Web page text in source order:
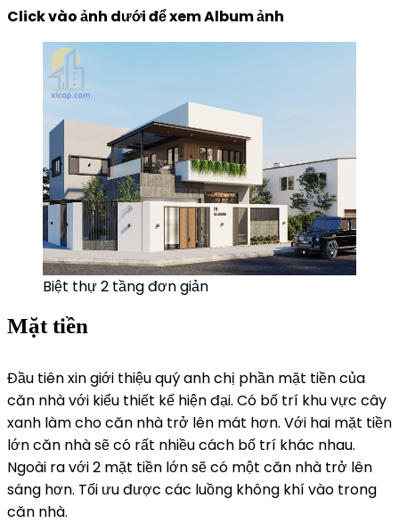
Click vào ảnh dưới để xem Album ảnh
Biệt thự 2 tầng đơn giản
Mặt tiền
Đầu tiên xin giới thiệu quý anh chị phần mặt tiền của
căn nhà với kiểu thiết kế hiện đại. Có bố trí khu vực cây
xanh làm cho căn nhà trở lên mát hơn. Với hai mặt tiền
lớn căn nhà sẽ có rất nhiều cách bố trí khác nhau.
Ngoài ra với 2 mặt tiền lớn sẽ có một căn nhà trở lên
sáng hơn. Tối ưu được các luồng không khí vào trong
căn nhà.